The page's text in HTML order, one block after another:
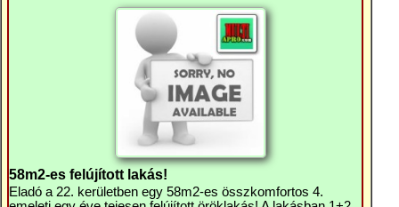
58m2-es felújított lakás!
Eladó a 22. kerületben egy 58m2-es összkomfortos 4.